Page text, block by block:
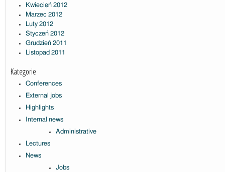
Kwiecień 2012
Marzec 2012
Luty 2012
Styczeń 2012
Grudzień 2011
Listopad 2011
Kategorie
Conferences
External jobs
Highlights
Internal news
Administrative
Lectures
News
Jobs